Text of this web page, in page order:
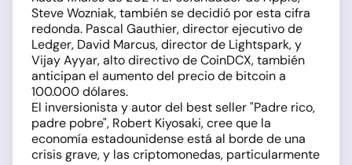
Steve Wozniak, también se decidió por esta cifra
redonda. Pascal Gauthier, director ejecutivo de
Ledger, David Marcus, director de Lightspark, y
Vijay Ayyar, alto directivo de CoinDCX, también
anticipan el aumento del precio de bitcoin a
100.000 dólares.
El inversionista y autor del best seller "Padre rico,
padre pobre", Robert Kiyosaki, cree que la
economía estadounidense está al borde de una
crisis grave, y las criptomonedas, particularmente